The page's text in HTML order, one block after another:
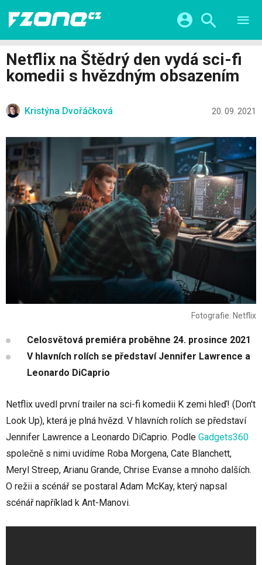
VIDEA
KATEGORIE
CHYTRÁ DOMÁCNOST
CHYTRÁ MĚSTA
ŽIVOT BUDOUCNOSTI
FINTECH
Přihlášení a registrace pomocí:
Facebook Google
Twitter Microsoft
Netflix na Štědrý den vydá sci-fi
komedii s hvězdným obsazením
Kristýna Dvořáčková 20. 09. 2021
Fotografie: Netflix
Celosvětová premiéra proběhne 24. prosince 2021
V hlavních rolích se představí Jennifer Lawrence a
Leonardo DiCaprio
Netflix uvedl první trailer na sci-fi komedii K zemi hleď! (Don't
Look Up), která je plná hvězd. V hlavních rolích se představí
Jennifer Lawrence a Leonardo DiCaprio. Podle Gadgets360
společně s nimi uvidíme Roba Morgena, Cate Blanchett,
Meryl Streep, Arianu Grande, Chrise Evanse a mnoho dalších.
O režii a scénář se postaral Adam McKay, který napsal
scénář například k Ant-Manovi.